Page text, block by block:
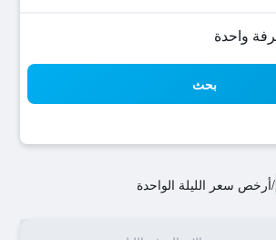
بحث
/أرخص سعر الليلة الواحدة